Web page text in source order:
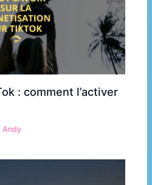
: comment l’activer
Andy